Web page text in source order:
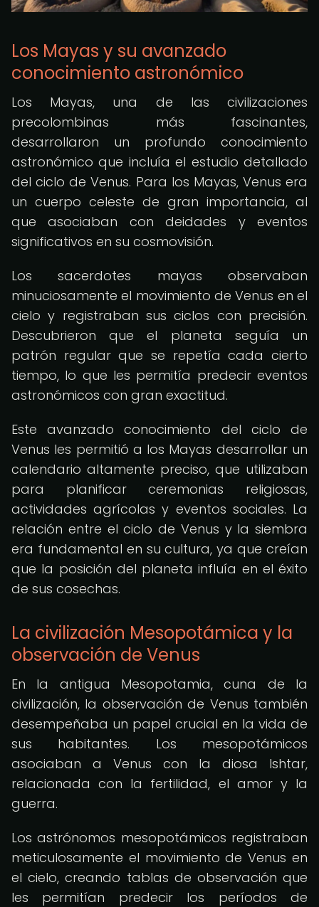
Los Mayas y su avanzado
conocimiento astronómico
Los Mayas, una de las civilizaciones
precolombinas más fascinantes,
desarrollaron un profundo conocimiento
astronómico que incluía el estudio detallado
del ciclo de Venus. Para los Mayas, Venus era
un cuerpo celeste de gran importancia, al
que asociaban con deidades y eventos
significativos en su cosmovisión.
Los sacerdotes mayas observaban
minuciosamente el movimiento de Venus en el
cielo y registraban sus ciclos con precisión.
Descubrieron que el planeta seguía un
patrón regular que se repetía cada cierto
tiempo, lo que les permitía predecir eventos
astronómicos con gran exactitud.
Este avanzado conocimiento del ciclo de
Venus les permitió a los Mayas desarrollar un
calendario altamente preciso, que utilizaban
para planificar ceremonias religiosas,
actividades agrícolas y eventos sociales. La
relación entre el ciclo de Venus y la siembra
era fundamental en su cultura, ya que creían
que la posición del planeta influía en el éxito
de sus cosechas.
La civilización Mesopotámica y la
observación de Venus
En la antigua Mesopotamia, cuna de la
civilización, la observación de Venus también
desempeñaba un papel crucial en la vida de
sus habitantes. Los mesopotámicos
asociaban a Venus con la diosa Ishtar,
relacionada con la fertilidad, el amor y la
guerra.
Los astrónomos mesopotámicos registraban
meticulosamente el movimiento de Venus en
el cielo, creando tablas de observación que
les permitían predecir los períodos de